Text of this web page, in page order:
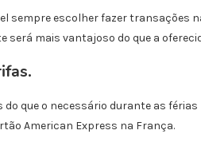
sempre escolher fazer transações
será mais vantajoso do que a
que o necessário durante as
American Express na França.